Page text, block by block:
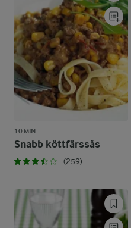
10 MIN
Snabb köttfärssås
(259)